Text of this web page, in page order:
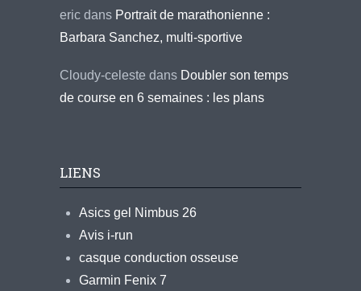
eric dans Portrait de marathonienne :
Barbara Sanchez, multi-sportive
Cloudy-celeste dans Doubler son temps
de course en 6 semaines : les plans
LIENS
Asics gel Nimbus 26
Avis i-run
casque conduction osseuse
Garmin Fenix 7